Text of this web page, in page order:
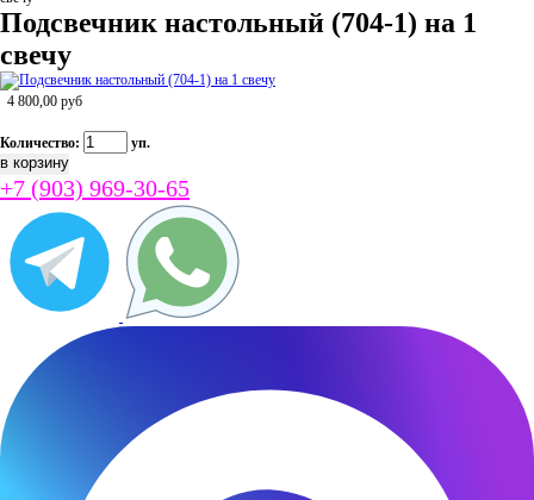
Подсвечник настольный (704-1) на 1
свечу
4 800,00 руб
Количество: уп.
+7 (903) 969-30-65